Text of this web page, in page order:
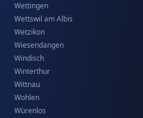
Wettingen
Wettswil am Albis
Wetzikon
Wiesendangen
Windisch
Winterthur
Wittnau
Wohlen
Würenlos